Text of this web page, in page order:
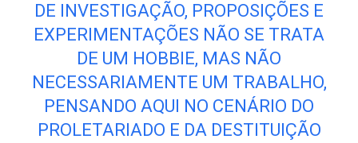
DE INVESTIGAÇÃO, PROPOSIÇÕES E
EXPERIMENTAÇÕES NÃO SE TRATA
DE UM HOBBIE, MAS NÃO
NECESSARIAMENTE UM TRABALHO,
PENSANDO AQUI NO CENÁRIO DO
PROLETARIADO E DA DESTITUIÇÃO